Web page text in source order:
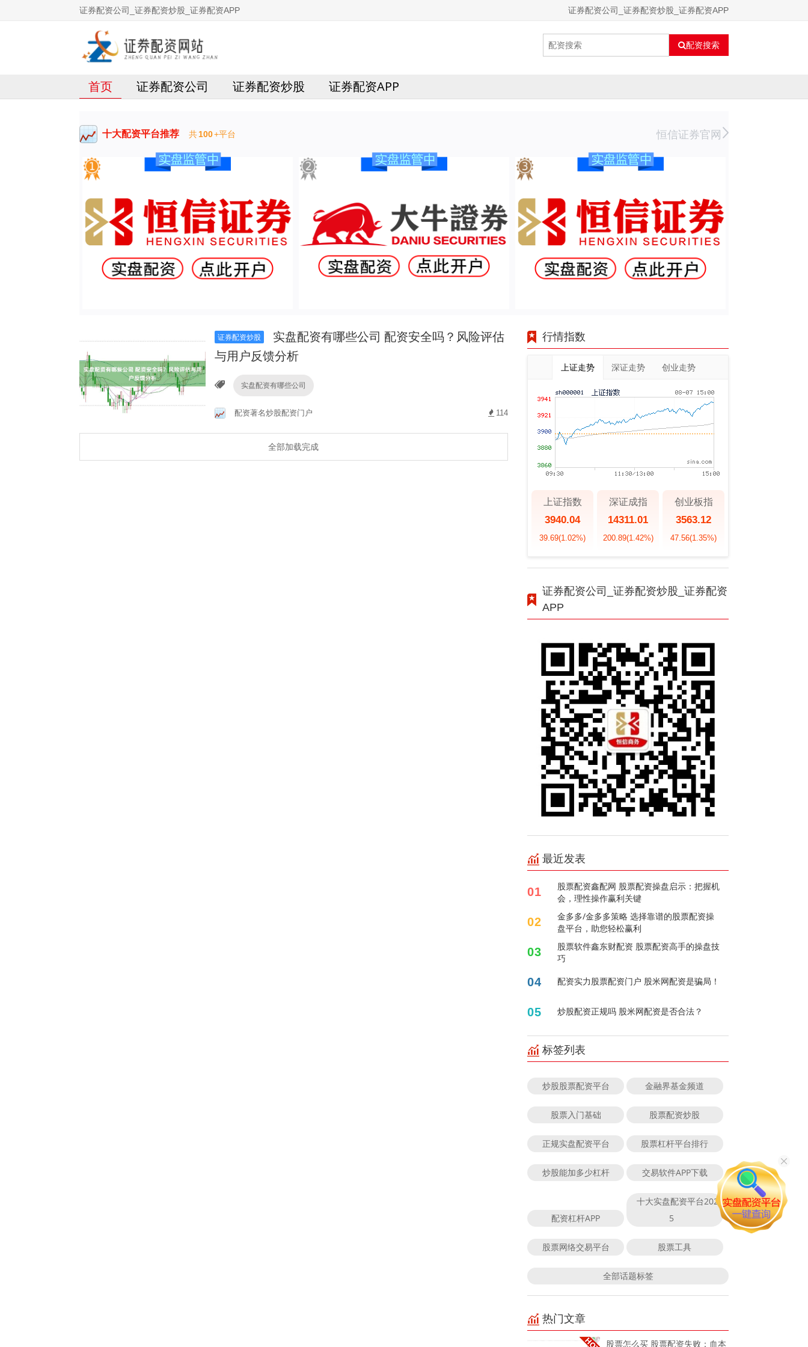
证券配资公司_证券配资炒股_证券配资APP 证券配资公司_证券配资炒股_证券配资APP
配资搜索
首页 证券配资公司 证券配资炒股 证券配资APP
十大配资平台推荐 共100+平台 恒信证券官网
证券配资炒股
实盘配资有哪些公司 配资安全吗？风险评估
与用户反馈分析
实盘配资有哪些公司
配资著名炒股配资门户 114
全部加载完成
行情指数
上证走势 深证走势 创业走势
上证指数
3940.04
39.69(1.02%)
深证成指
14311.01
200.89(1.42%)
创业板指
3563.12
47.56(1.35%)
证券配资公司_证券配资炒股_证券配资
APP
最近发表
01
股票配资鑫配网 股票配资操盘启示：把握机
会，理性操作赢利关键
02
金多多/金多多策略 选择靠谱的股票配资操
盘平台，助您轻松赢利
03
股票软件鑫东财配资 股票配资高手的操盘技
巧
04 配资实力股票配资门户 股米网配资是骗局！
05 炒股配资正规吗 股米网配资是否合法？
标签列表
炒股股票配资平台 金融界基金频道
股票入门基础 股票配资炒股
正规实盘配资平台 股票杠杆平台排行
炒股能加多少杠杆 交易软件APP下载
配资杠杆APP
十大实盘配资平台202
5
股票网络交易平台 股票工具
全部话题标签
热门文章
股票怎么买 股票配资失败：血本